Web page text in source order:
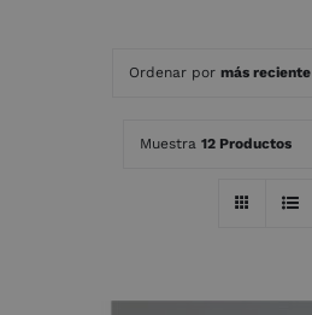
Ordenar por más reciente
Muestra 12 Productos